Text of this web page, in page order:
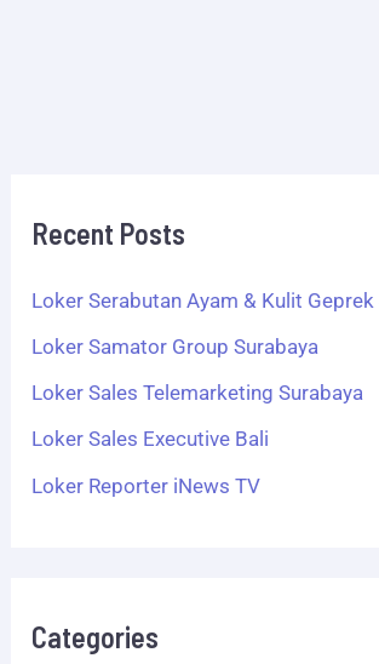
Recent Posts
Loker Serabutan Ayam & Kulit Geprek
Loker Samator Group Surabaya
Loker Sales Telemarketing Surabaya
Loker Sales Executive Bali
Loker Reporter iNews TV
Categories